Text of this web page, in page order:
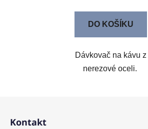
DO KOŠÍKU
Dávkovač na kávu z
nerezové oceli.
Kontakt